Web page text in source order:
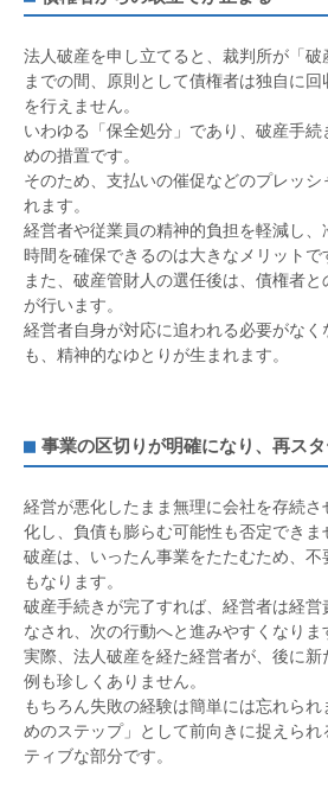
法人破産を申し立てると、裁判所が「
までの間、原則として債権者は独自に回
を行えません。
いわゆる「保全処分」であり、破産手
めの措置です。
そのため、支払いの催促などのプレッシ
れます。
経営者や従業員の精神的負担を軽減し、
時間を確保できるのは大きなメリットで
また、破産管財人の選任後は、債権者
が行います。
経営者自身が対応に追われる必要がな
も、精神的なゆとりが生まれます。
事業の区切りが明確になり、再ス
経営が悪化したまま無理に会社を存続
化し、負債も膨らむ可能性も否定できま
破産は、いったん事業をたたむため、不
もなります。
破産手続きが完了すれば、経営者は経
なされ、次の行動へと進みやすくなりま
実際、法人破産を経た経営者が、後に新
例も珍しくありません。
もちろん失敗の経験は簡単には忘れら
めのステップ」として前向きに捉えら
ティブな部分です。